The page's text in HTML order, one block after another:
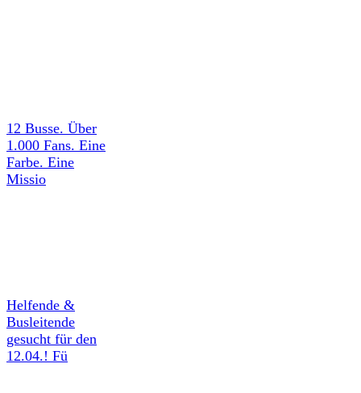
12 Busse. Über
1.000 Fans. Eine
Farbe. Eine
Missio
Helfende &
Busleitende
gesucht für den
12.04.! Fü